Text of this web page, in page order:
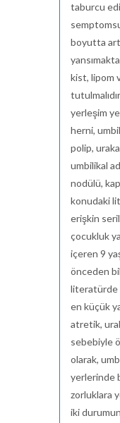
taburcu
boyutta
kist, lipom
yerleşim
herni,
polip,
umbilikal
nodülü,
konudaki
erişkin
çocukluk
içeren 9
önceden
literatürde
en küçük
atretik,
sebebiyle
olarak,
yerlerinde
zorluklara
iki